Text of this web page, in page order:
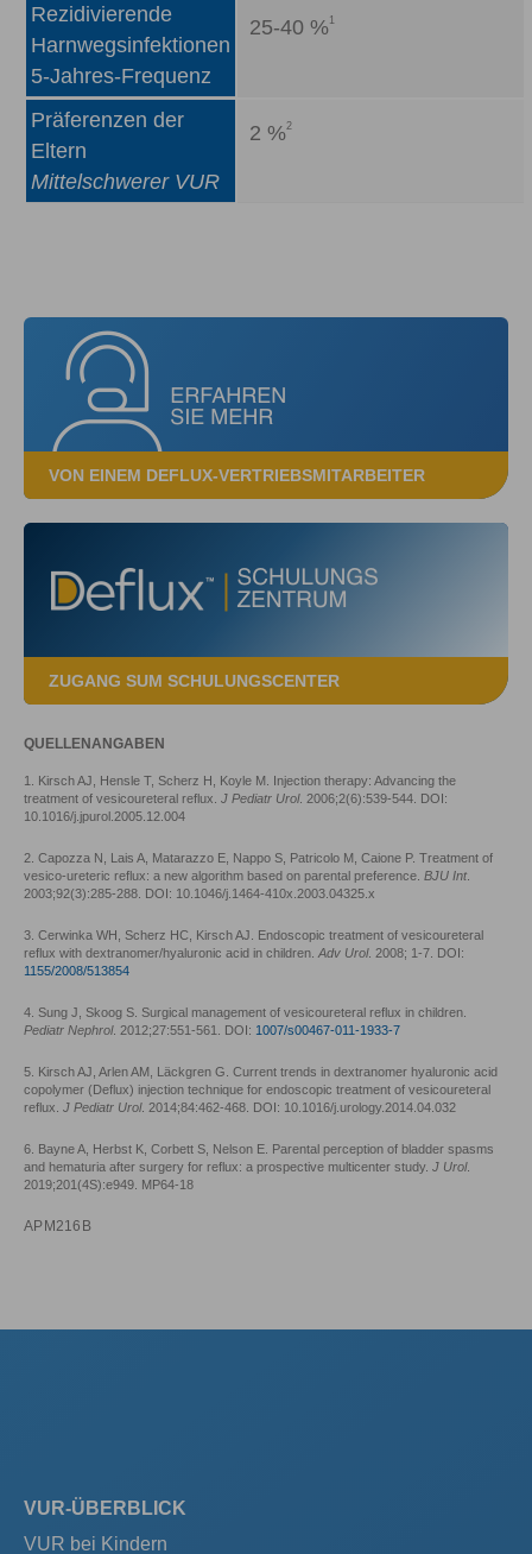
Rezidivierende
Harnwegsinfektionen
5-Jahres-Frequenz
25-40 %1
Präferenzen der
Eltern
Mittelschwerer VUR
2 %2
VON EINEM DEFLUX-VERTRIEBSMITARBEITER
ZUGANG SUM SCHULUNGSCENTER
QUELLENANGABEN
1. Kirsch AJ, Hensle T, Scherz H, Koyle M. Injection therapy: Advancing the
treatment of vesicoureteral reflux. J Pediatr Urol. 2006;2(6):539-544. DOI:
10.1016/j.jpurol.2005.12.004
2. Capozza N, Lais A, Matarazzo E, Nappo S, Patricolo M, Caione P. Treatment of
vesico-ureteric reflux: a new algorithm based on parental preference. BJU Int
2003;92(3):285-288. DOI: 10.1046/j.1464-410x.2003.04325.x
3. Cerwinka WH, Scherz HC, Kirsch AJ. Endoscopic treatment of vesicoureteral
reflux with dextranomer/hyaluronic acid in children. Adv Urol. 2008; 1-7. DOI:
1155/2008/513854
4. Sung J, Skoog S. Surgical management of vesicoureteral reflux in children.
Pediatr Nephrol. 2012;27:551-561. DOI: 1007/s00467-011-1933-7
5. Kirsch AJ, Arlen AM, Läckgren G. Current trends in dextranomer hyaluronic acid
copolymer (Deflux) injection technique for endoscopic treatment of vesicoureteral
reflux. J Pediatr Urol. 2014;84:462-468. DOI: 10.1016/j.urology.2014.04.032
6. Bayne A, Herbst K, Corbett S, Nelson E. Parental perception of bladder spasms
and hematuria after surgery for reflux: a prospective multicenter study. J Urol.
2019;201(4S):e949. MP64-18
APM216B
VUR-ÜBERBLICK
VUR bei Kindern